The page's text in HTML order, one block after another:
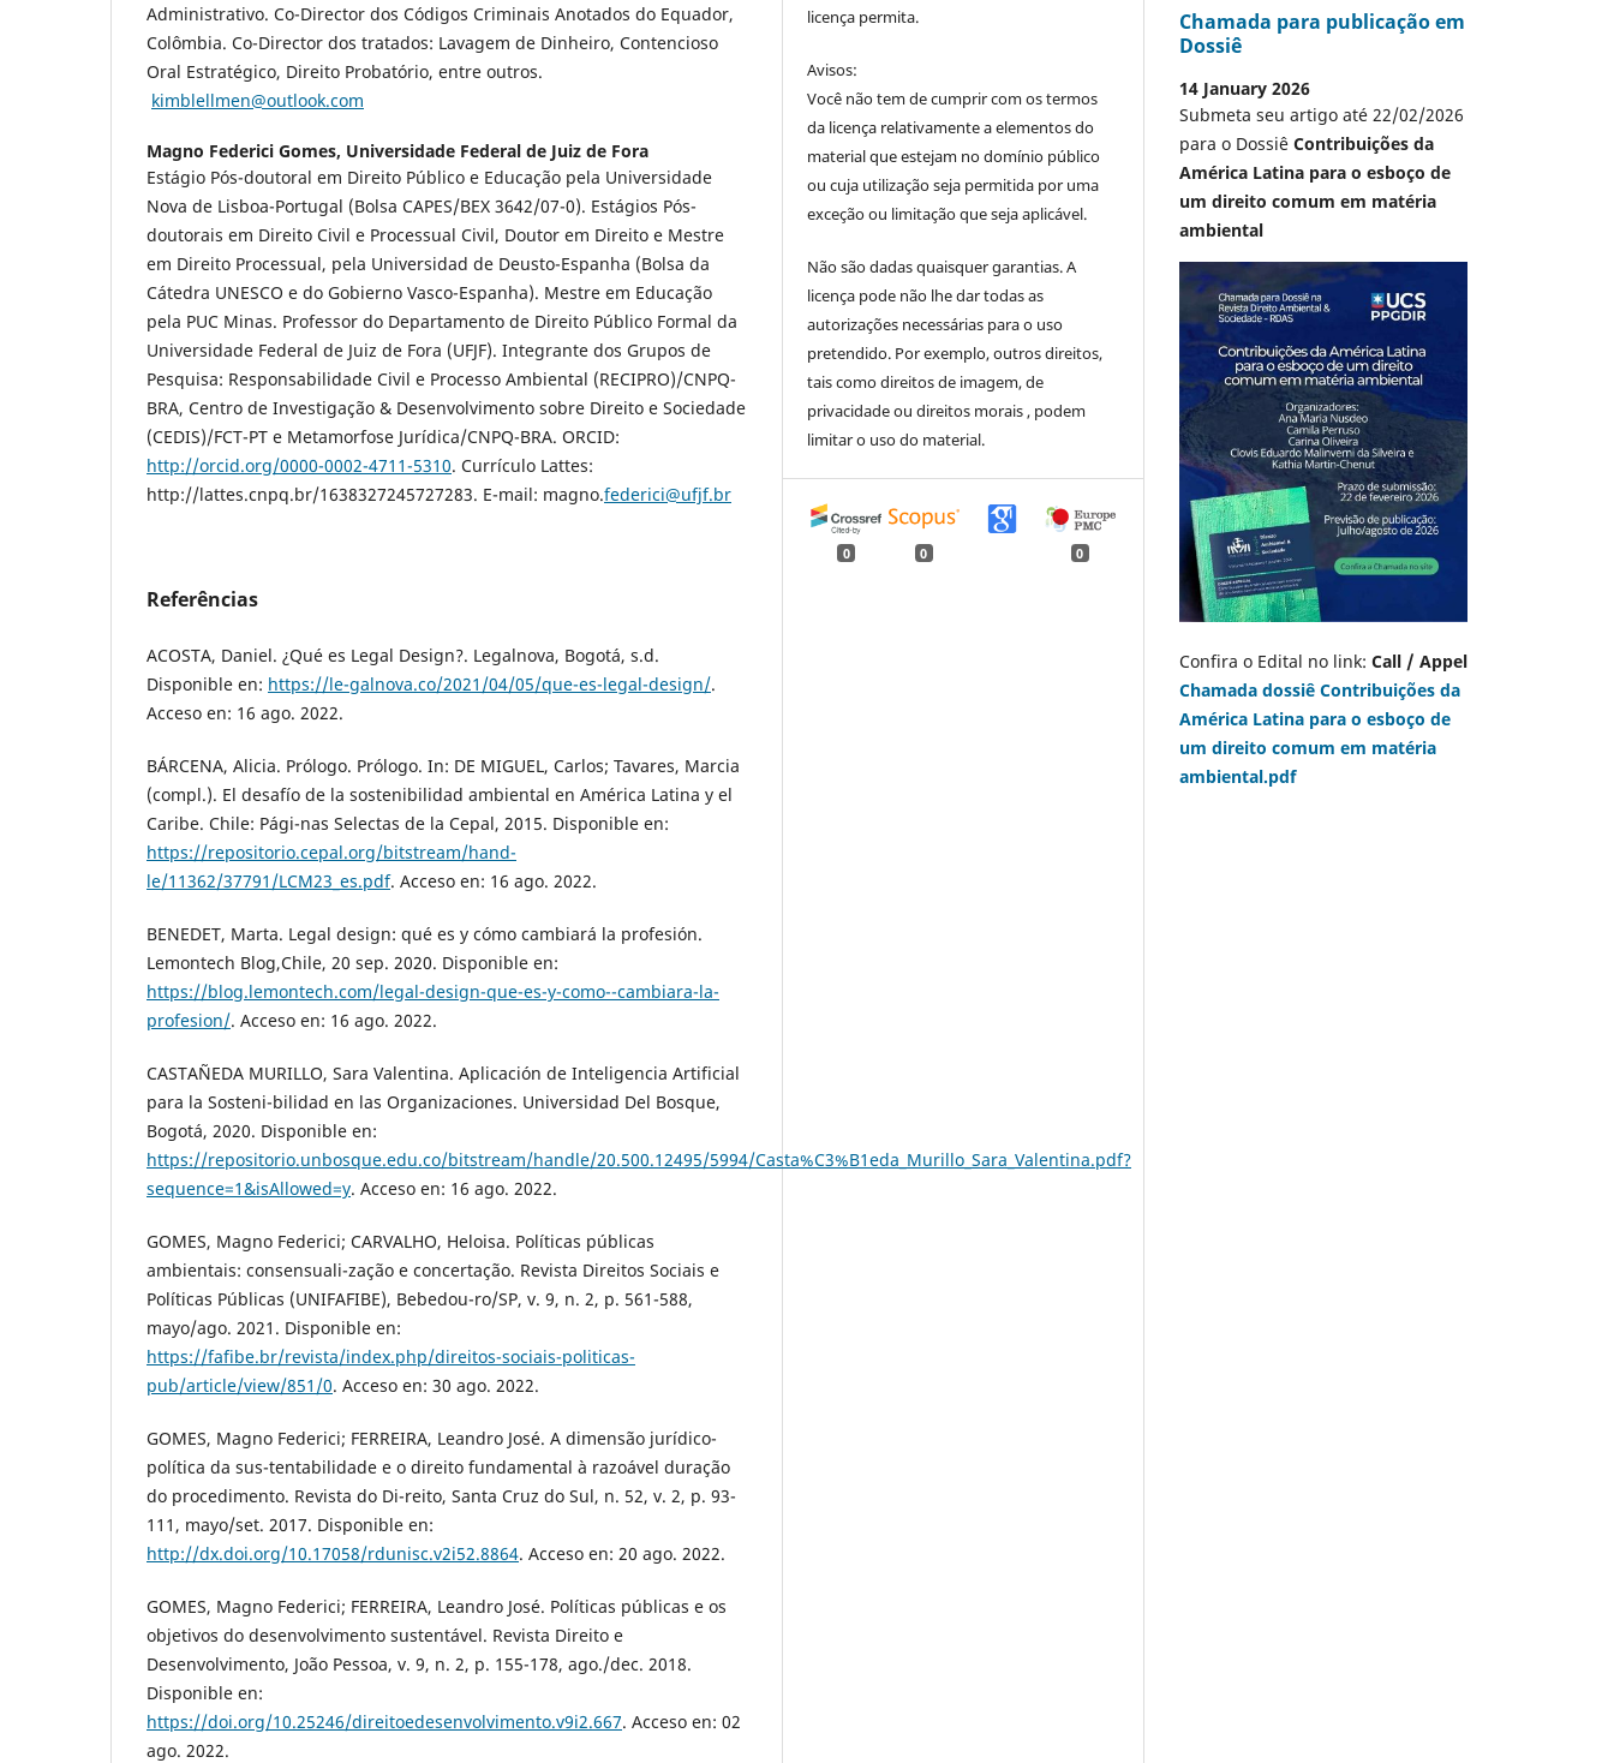
Administrativo. Co-Director dos Códigos Criminais Anotados do Equador,
Colômbia. Co-Director dos tratados: Lavagem de Dinheiro, Contencioso
Oral Estratégico, Direito Probatório, entre outros.
kimblellmen@outlook.com
Magno Federici Gomes, Universidade Federal de Juiz de Fora
Estágio Pós-doutoral em Direito Público e Educação pela Universidade
Nova de Lisboa-Portugal (Bolsa CAPES/BEX 3642/07-0). Estágios Pós-
doutorais em Direito Civil e Processual Civil, Doutor em Direito e Mestre
em Direito Processual, pela Universidad de Deusto-Espanha (Bolsa da
Cátedra UNESCO e do Gobierno Vasco-Espanha). Mestre em Educação
pela PUC Minas. Professor do Departamento de Direito Público Formal da
Universidade Federal de Juiz de Fora (UFJF). Integrante dos Grupos de
Pesquisa: Responsabilidade Civil e Processo Ambiental (RECIPRO)/CNPQ-
BRA, Centro de Investigação & Desenvolvimento sobre Direito e Sociedade
(CEDIS)/FCT-PT e Metamorfose Jurídica/CNPQ-BRA. ORCID:
http://orcid.org/0000-0002-4711-5310. Currículo Lattes:
http://lattes.cnpq.br/1638327245727283. E-mail: magno.federici@ufjf.br
Referências
ACOSTA, Daniel. ¿Qué es Legal Design?. Legalnova, Bogotá, s.d.
Disponible en: https://le-galnova.co/2021/04/05/que-es-legal-design/.
Acceso en: 16 ago. 2022.
BÁRCENA, Alicia. Prólogo. Prólogo. In: DE MIGUEL, Carlos; Tavares, Marcia
(compl.). El desafío de la sostenibilidad ambiental en América Latina y el
Caribe. Chile: Pági-nas Selectas de la Cepal, 2015. Disponible en:
https://repositorio.cepal.org/bitstream/hand-
le/11362/37791/LCM23_es.pdf. Acceso en: 16 ago. 2022.
BENEDET, Marta. Legal design: qué es y cómo cambiará la profesión.
Lemontech Blog,Chile, 20 sep. 2020. Disponible en:
https://blog.lemontech.com/legal-design-que-es-y-como--cambiara-la-
profesion/. Acceso en: 16 ago. 2022.
CASTAÑEDA MURILLO, Sara Valentina. Aplicación de Inteligencia Artificial
para la Sosteni-bilidad en las Organizaciones. Universidad Del Bosque,
Bogotá, 2020. Disponible en:
https://repositorio.unbosque.edu.co/bitstream/handle/20.500.12495/5994/Casta%C3%B1eda_Murillo_Sara_Valentina.pdf?
sequence=1&isAllowed=y. Acceso en: 16 ago. 2022.
GOMES, Magno Federici; CARVALHO, Heloisa. Políticas públicas
ambientais: consensuali-zação e concertação. Revista Direitos Sociais e
Políticas Públicas (UNIFAFIBE), Bebedou-ro/SP, v. 9, n. 2, p. 561-588,
mayo/ago. 2021. Disponible en:
https://fafibe.br/revista/index.php/direitos-sociais-politicas-
pub/article/view/851/0. Acceso en: 30 ago. 2022.
GOMES, Magno Federici; FERREIRA, Leandro José. A dimensão jurídico-
política da sus-tentabilidade e o direito fundamental à razoável duração
do procedimento. Revista do Di-reito, Santa Cruz do Sul, n. 52, v. 2, p. 93-
111, mayo/set. 2017. Disponible en:
http://dx.doi.org/10.17058/rdunisc.v2i52.8864. Acceso en: 20 ago. 2022.
GOMES, Magno Federici; FERREIRA, Leandro José. Políticas públicas e os
objetivos do desenvolvimento sustentável. Revista Direito e
Desenvolvimento, João Pessoa, v. 9, n. 2, p. 155-178, ago./dec. 2018.
Disponible en:
https://doi.org/10.25246/direitoedesenvolvimento.v9i2.667. Acceso en: 02
ago. 2022.
licença permita.
Avisos:
Você não tem de cumprir com os termos
da licença relativamente a elementos do
material que estejam no domínio público
ou cuja utilização seja permitida por uma
exceção ou limitação que seja aplicável.
Não são dadas quaisquer garantias. A
licença pode não lhe dar todas as
autorizações necessárias para o uso
pretendido. Por exemplo, outros direitos,
tais como direitos de imagem, de
privacidade ou direitos morais , podem
limitar o uso do material.
0 0 0
Chamada para publicação em
Dossiê
14 January 2026
Submeta seu artigo até 22/02/2026
para o Dossiê Contribuições da
América Latina para o esboço de
um direito comum em matéria
ambiental
Confira o Edital no link: Call / Appel
Chamada dossiê Contribuições da
América Latina para o esboço de
um direito comum em matéria
ambiental.pdf